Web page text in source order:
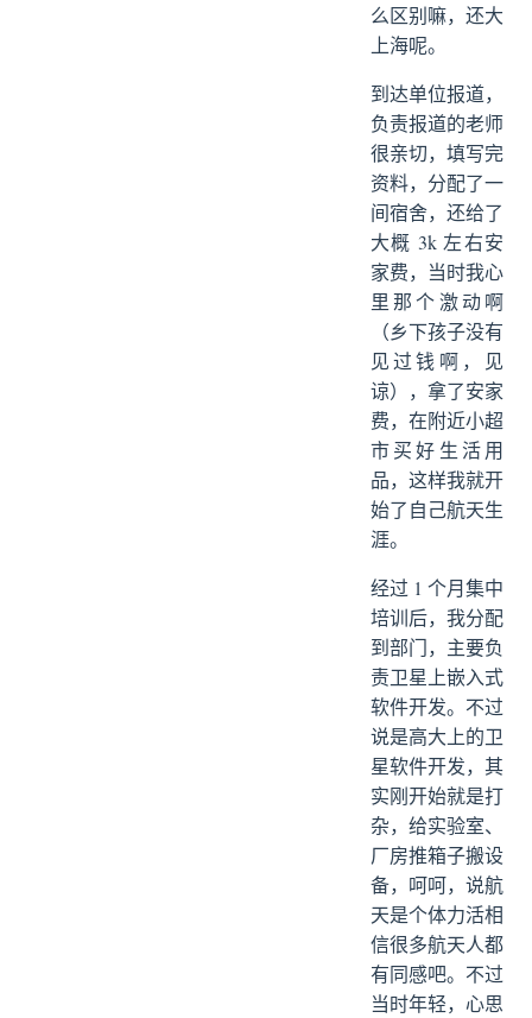
么区别嘛，还大
上海呢。
到达单位报道，
负责报道的老师
很亲切，填写完
资料，分配了一
间宿舍，还给了
大概 3k 左右安
家费，当时我心
里那个激动啊
（乡下孩子没有
见过钱啊，见
谅），拿了安家
费，在附近小超
市买好生活用
品，这样我就开
始了自己航天生
涯。
经过 1 个月集中
培训后，我分配
到部门，主要负
责卫星上嵌入式
软件开发。不过
说是高大上的卫
星软件开发，其
实刚开始就是打
杂，给实验室、
厂房推箱子搬设
备，呵呵，说航
天是个体力活相
信很多航天人都
有同感吧。不过
当时年轻，心思